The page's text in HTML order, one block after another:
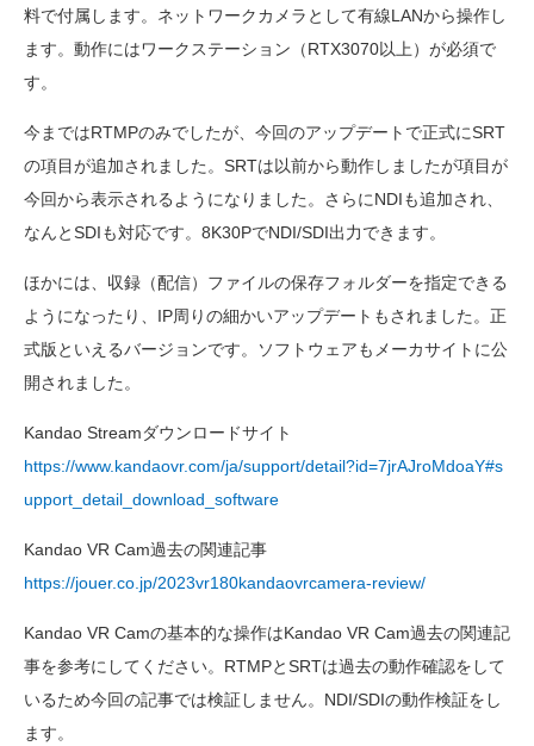
料で付属します。ネットワークカメラとして有線LANから操作し
ます。動作にはワークステーション（RTX3070以上）が必須で
す。
今まではRTMPのみでしたが、今回のアップデートで正式にSRT
の項目が追加されました。SRTは以前から動作しましたが項目が
今回から表示されるようになりました。さらにNDIも追加され、
なんとSDIも対応です。8K30PでNDI/SDI出力できます。
ほかには、収録（配信）ファイルの保存フォルダーを指定できる
ようになったり、IP周りの細かいアップデートもされました。正
式版といえるバージョンです。ソフトウェアもメーカサイトに公
開されました。
Kandao Streamダウンロードサイト
https://www.kandaovr.com/ja/support/detail?id=7jrAJroMdoaY#s
upport_detail_download_software
Kandao VR Cam過去の関連記事
https://jouer.co.jp/2023vr180kandaovrcamera-review/
Kandao VR Camの基本的な操作はKandao VR Cam過去の関連記
事を参考にしてください。RTMPとSRTは過去の動作確認をして
いるため今回の記事では検証しません。NDI/SDIの動作検証をし
ます。